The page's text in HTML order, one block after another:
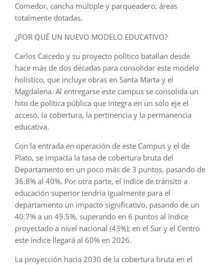
Comedor, cancha múltiple y parqueadero; áreas
totalmente dotadas.
¿POR QUÉ UN NUEVO MODELO EDUCATIVO?
Carlos Caicedo y su proyecto político batallan desde
hace más de dos décadas para consolidar este modelo
holístico, que incluye obras en Santa Marta y el
Magdalena. Al entregarse este campus se consolida un
hito de política pública que integra en un solo eje el
acceso, la cobertura, la pertinencia y la permanencia
educativa.
Con la entrada en operación de este Campus y el de
Plato, se impacta la tasa de cobertura bruta del
Departamento en un poco más de 3 puntos, pasando de
36.8% al 40%. Por otra parte, el índice de tránsito a
educación superior tendría Igualmente para el
departamento un impacto significativo, pasando de un
40.7% a un 49.5%, superando en 6 puntos al índice
proyectado a nivel nacional (43%); en el Sur y el Centro
este índice llegará al 60% en 2026.
La proyección hacia 2030 de la cobertura bruta en el